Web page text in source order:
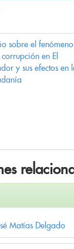
sobre el fenómeno
en El
y sus efectos en
Matías Delgado